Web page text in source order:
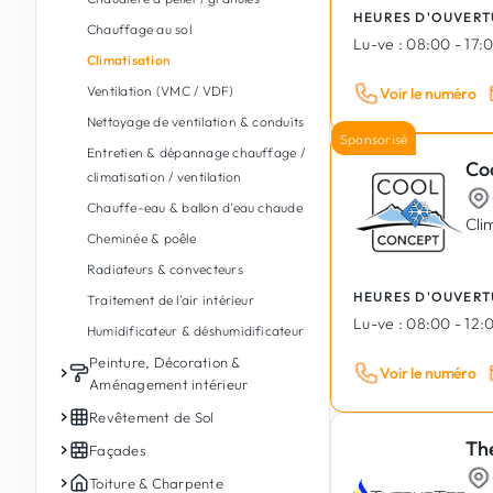
Balcons
Traitement humidité & moisissures
Construction modulaire &
Maçonnerie de jardin
Abattage & élagage
Plantation d'arbres & fleurs
Abris de jardin & chalets en bois
kitchen
Spa & jacuzzi extérieur
et entretien)
Audit & conseil énergétique
Rénovation énergétique
Récupération & gestion de l'eau de
pluie
Adoucisseurs & traitement d'eau
Douche à l'italienne
Dépannage plomberie
Robinetterie & mitigeurs
Réparation de tuyaux &
canalisations
Débouchage & curage de tuyaux
Spa intérieur, sauna & hammam
Salle de bain PMR / accessible
Sanitaires publics & commerciaux
Chauffage au sol
Climatisation
Ventilation (VMC / VDF)
Nettoyage de ventilation & conduits
Entretien & dépannage chauffage /
climatisation / ventilation
Chauffe-eau & ballon d'eau chaude
Cheminée & poêle
Radiateurs & convecteurs
Traitement de l'air intérieur
Humidificateur & déshumidificateur
Peinture, Décoration &
Aménagement intérieur
Peinture intérieure
Peinture extérieure
Plâtre & enduits
Revêtement de Sol
Carrelage intérieur
Carrelage extérieur & terrasse
Façades
Façades
Toiture & Charpente
HEURES
Lu-ve : 08:00 -
Voir le numéro
Sponsorisé
HEURES
Lu-ve : 08:00 -
Voir le numéro